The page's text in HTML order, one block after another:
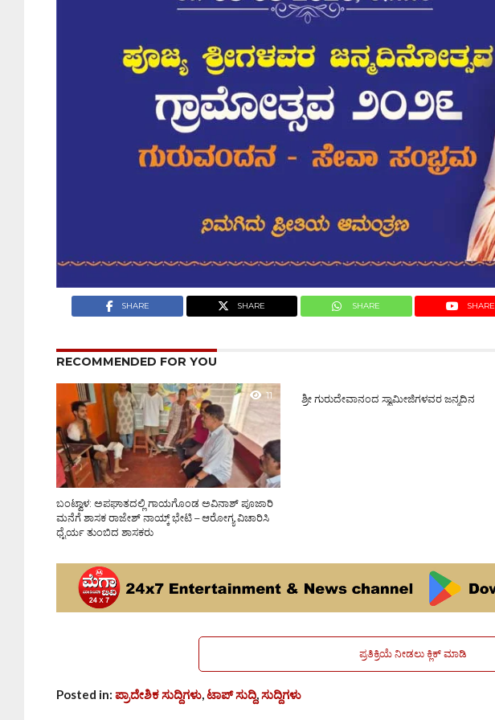
SHARE SHARE SHARE SHARE
RECOMMENDED FOR YOU
11
ಬಂಟ್ವಾಳ: ಅಪಘಾತದಲ್ಲಿ ಗಾಯಗೊಂಡ ಅವಿನಾಶ್ ಪೂಜಾರಿ
ಮನೆಗೆ ಶಾಸಕ ರಾಜೇಶ್ ನಾಯ್ಕ್ ಭೇಟಿ – ಆರೋಗ್ಯ ವಿಚಾರಿಸಿ
ಧೈರ್ಯ ತುಂಬಿದ ಶಾಸಕರು
ಶ್ರೀ ಗುರುದೇವಾನಂದ ಸ್ವಾಮೀಜಿಗಳವರ ಜನ್ಮದಿನ
ಪ್ರತಿಕ್ರಿಯೆ ನೀಡಲು ಕ್ಲಿಕ್ ಮಾಡಿ
Posted in:ಪ್ರಾದೇಶಿಕ ಸುದ್ದಿಗಳು,ಟಾಪ್ ಸುದ್ದಿ,ಸುದ್ದಿಗಳು